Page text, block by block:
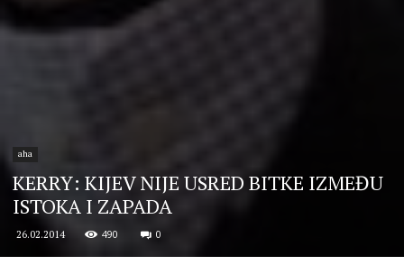
aha
KERRY: KIJEV NIJE USRED BITKE IZMEĐU
ISTOKA I ZAPADA
26.02.2014 490 0